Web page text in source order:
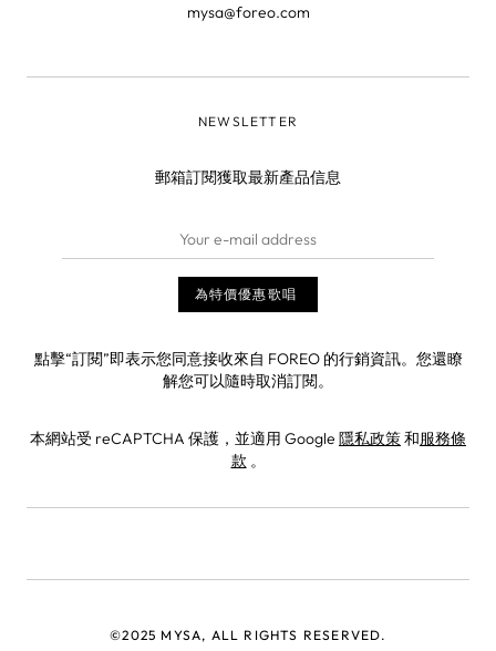
mysa@foreo.com
NEWSLETTER
郵箱訂閱獲取最新產品信息
點擊“訂閱”即表示您同意接收來自 FOREO 的行銷資訊。您還瞭
解您可以隨時取消訂閱。
本網站受 reCAPTCHA 保護，並適用 Google 隱私政策和服務條
款 。
©2025 MYSA, ALL RIGHTS RESERVED.